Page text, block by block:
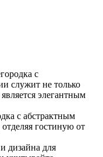
с
служит не только
элегантным
с абстрактным
гостиную от
дизайна для